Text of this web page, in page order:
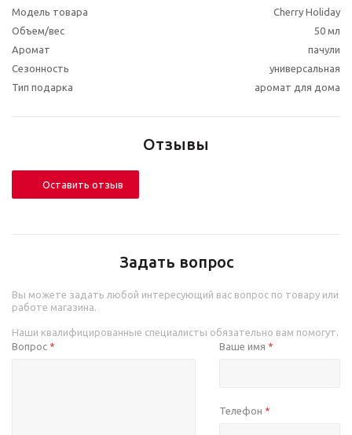
Модель товара
Cherry Holiday
Объем/вес
50 мл
Аромат
пачули
Сезонность
универсальная
Тип подарка
аромат для дома
Отзывы
Оставить отзыв
Задать вопрос
Вы можете задать любой интересующий вас вопрос по товару или
работе магазина.
Наши квалифицированные специалисты обязательно вам помогут.
Вопрос * Ваше имя *
Телефон *